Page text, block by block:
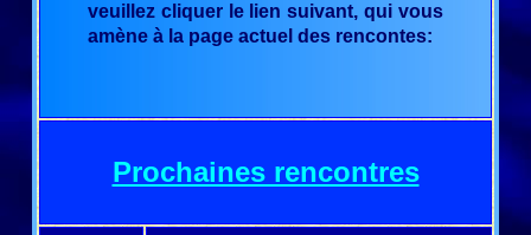
veuillez cliquer le lien suivant, qui vous
amène à la page actuel des rencontes:
Prochaines rencontres